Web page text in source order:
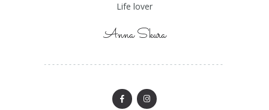
Life lover
Anna Skura